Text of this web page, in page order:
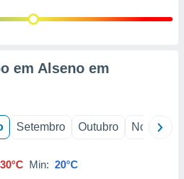
em Alseno em
Setembro Outubro Novembro
30°C Min: 20°C